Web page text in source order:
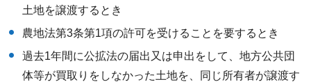
土地を譲渡するとき
農地法第3条第1項の許可を受けることを要するとき
過去1年間に公拡法の届出又は申出をして、地方公共団
体等が買取りをしなかった土地を、同じ所有者が譲渡す